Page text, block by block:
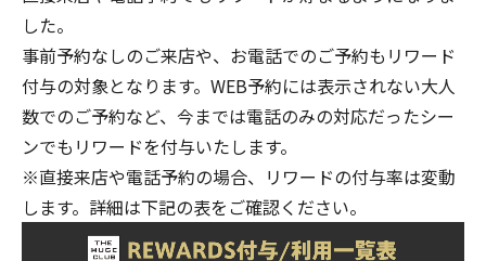
した。
事前予約なしのご来店や、お電話でのご予約もリワード
付与の対象となります。WEB予約には表示されない大人
数でのご予約など、今までは電話のみの対応だったシー
ンでもリワードを付与いたします。
※直接来店や電話予約の場合、リワードの付与率は変動
します。詳細は下記の表をご確認ください。